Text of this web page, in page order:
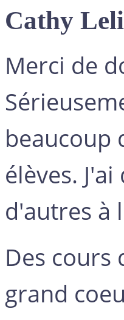
Cathy
Merci de
beaucoup
élèves.
d'autres à
Des
grand